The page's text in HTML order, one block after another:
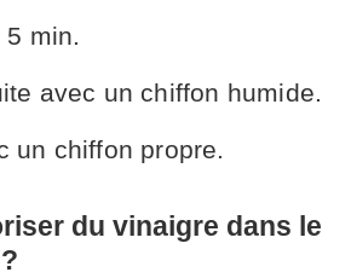
min.
avec un chiffon humide.
un chiffon propre.
du vinaigre dans le